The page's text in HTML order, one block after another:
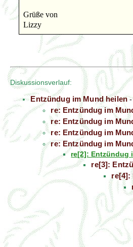
Grüße von
Lizzy
Diskussionsverlauf:
Entzündug im Mund heilen
re: Entzündug im
re: Entzündug im
re: Entzündug im
re: Entzündug im
re[2]: Entzündug
re[3]:
re[4]: